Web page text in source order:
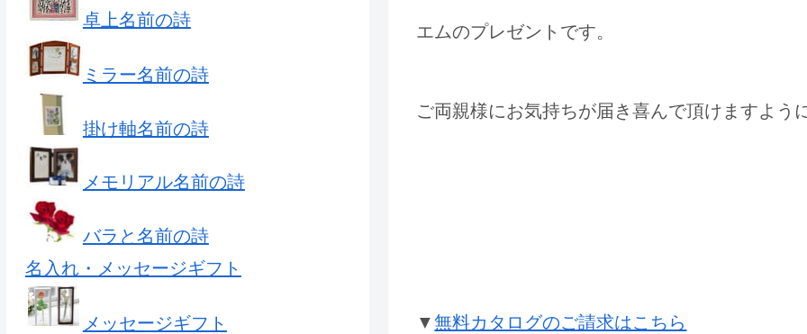
エムのプレゼントです。
ご両親様にお気持ちが届き喜んで頂けますよ
▼無料カタログのご請求はこちら
卓上名前の詩
ミラー名前の詩
掛け軸名前の詩
メモリアル名前の詩
バラと名前の詩
名入れ・メッセージギフト
メッセージギフト